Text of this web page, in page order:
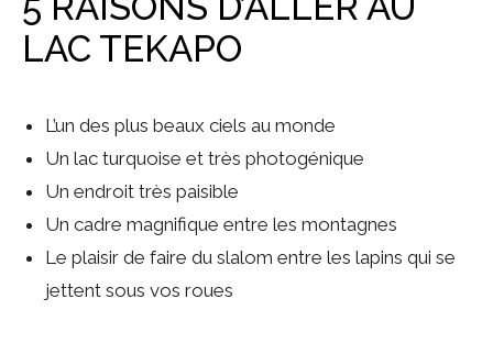
LAC TEKAPO
L’un des plus beaux ciels au monde
Un lac turquoise et très photogénique
Un endroit très paisible
Un cadre magnifique entre les montagnes
Le plaisir de faire du slalom entre les lapins qui se
jettent sous vos roues